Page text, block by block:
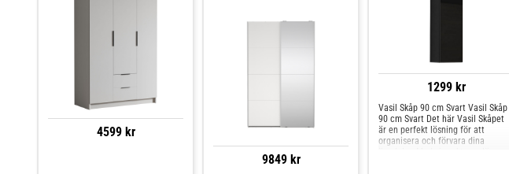
4599 kr
9849 kr
1299 kr
Vasil Skåp 90 cm Svart Vasil Skåp
90 cm Svart Det här Vasil Skåpet
är en perfekt lösning för att
organisera och förvara dina